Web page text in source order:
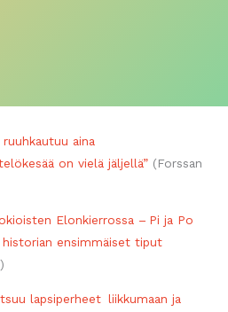
aina
on vielä jäljellä” (Forssan
Elonkierrossa – Pi ja Po
ensimmäiset tiput
lapsiperheet liikkumaan ja